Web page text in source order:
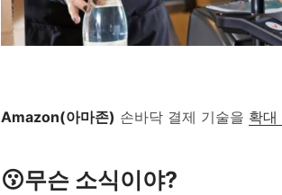
Amazon(아마존) 손바닥 결제 기술을 확대
😗무슨 소식이야?